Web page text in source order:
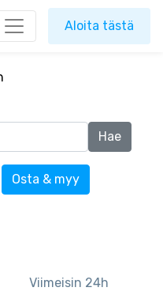
Aloita tästä
Osta & myy
Viimeisin 24h